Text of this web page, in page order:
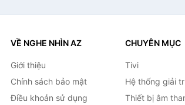
VỀ NGHE NHÌN AZ
Giới thiệu
Chính sách bảo mật
Điều khoản sử dụng
CHUYÊN MỤC
Tivi
Hệ thống giải
Thiết bị âm